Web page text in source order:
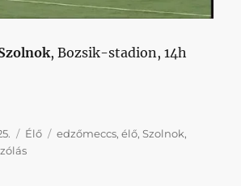
, Bozsik-stadion, 14h
– Szolnok edzőmeccs”
Kategória
Élő Címke
edzőmeccs,élő,Szolnok,
###élő: